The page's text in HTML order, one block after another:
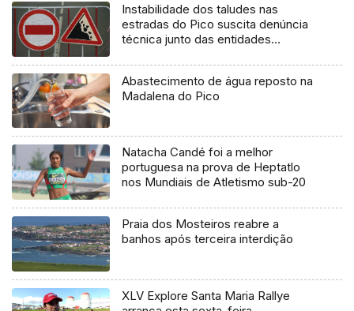
Instabilidade dos taludes nas
estradas do Pico suscita denúncia
técnica junto das entidades
Abastecimento de água reposto na
Madalena do Pico
Natacha Candé foi a melhor
portuguesa na prova de Heptatlo
nos Mundiais de Atletismo sub-20
Praia dos Mosteiros reabre a
banhos após terceira interdição
XLV Explore Santa Maria Rallye